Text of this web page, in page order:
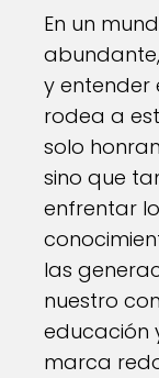
En un
y entender
rodea a
solo
sino que
enfrentar
las
nuestro
educación
marca